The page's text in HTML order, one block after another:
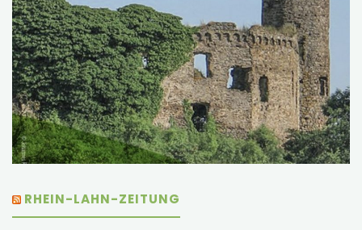
RHEIN-LAHN-ZEITUNG